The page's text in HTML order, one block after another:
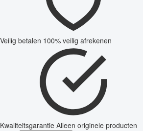
Veilig betalen 100% veilig afrekenen
Kwaliteitsgarantie Alleen originele producten